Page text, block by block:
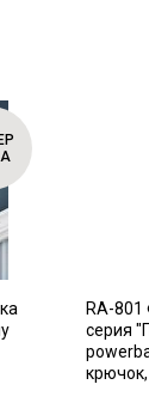
RA-
серия